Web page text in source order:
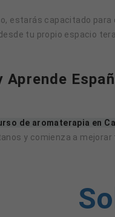
estarás capacitado
tu propio espacio
de aromaterapia en
y comienza a mejorar